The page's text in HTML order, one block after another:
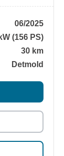
06/2025
(156 PS)
30 km
Detmold